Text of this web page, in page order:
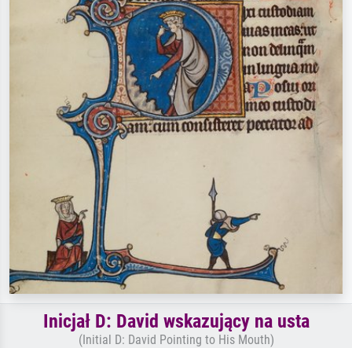
Inicjał D: David wskazujący na usta
(Initial D: David Pointing to His Mouth)